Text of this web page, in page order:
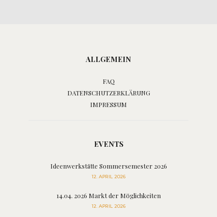
ALLGEMEIN
FAQ
DATENSCHUTZERKLÄRUNG
IMPRESSUM
EVENTS
Ideenwerkstätte Sommersemester 2026
12. APRIL 2026
14.04. 2026 Markt der Möglichkeiten
12. APRIL 2026